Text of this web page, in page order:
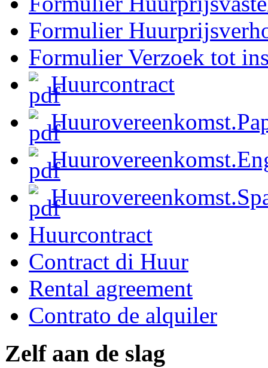
Formulier
Formulier Verzoek tot
Huurcontract
Huurcontract
Contract di Huur
Rental agreement
Contrato de alquiler
Zelf aan de slag